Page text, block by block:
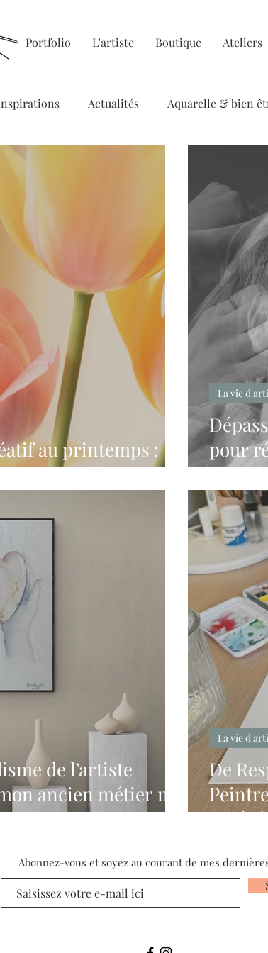
Portfolio L'artiste Boutique Ateliers
Actualités Aquarelle & bien
au printemps :
l'artiste peintre
pour
La vie
de l’artiste
ancien métier m’a
De
Aidée
La vie
Abonnez-vous et soyez au courant de mes